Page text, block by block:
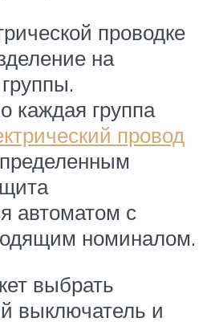
проводке
на
каждая группа
провод
автоматом с
номиналом.
выбрать
выключатель и